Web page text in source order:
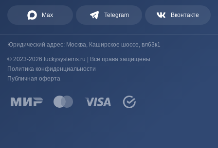
Max Telegram Вконтакте
Юридический адрес: Москва, Каширское шоссе, вл63к1
© 2023-2026 luckysystems.ru | Все права защищены
Политика конфиденциальности
Публичная оферта